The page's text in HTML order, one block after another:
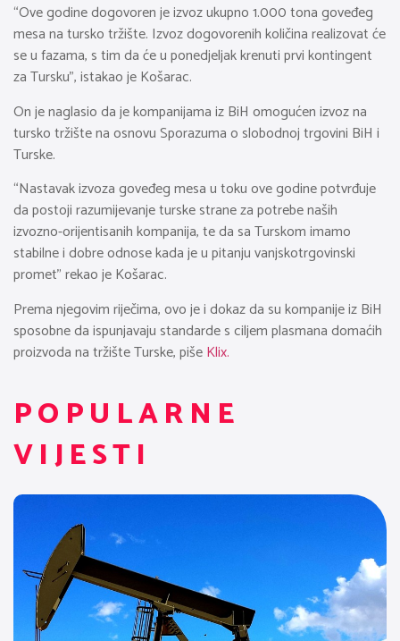
“Ove godine dogovoren je izvoz ukupno 1.000 tona goveđeg
mesa na tursko tržište. Izvoz dogovorenih količina realizovat će
se u fazama, s tim da će u ponedjeljak krenuti prvi kontingent
za Tursku”, istakao je Košarac.
On je naglasio da je kompanijama iz BiH omogućen izvoz na
tursko tržište na osnovu Sporazuma o slobodnoj trgovini BiH i
Turske.
“Nastavak izvoza goveđeg mesa u toku ove godine potvrđuje
da postoji razumijevanje turske strane za potrebe naših
izvozno-orijentisanih kompanija, te da sa Turskom imamo
stabilne i dobre odnose kada je u pitanju vanjskotrgovinski
promet” rekao je Košarac.
Prema njegovim riječima, ovo je i dokaz da su kompanije iz BiH
sposobne da ispunjavaju standarde s ciljem plasmana domaćih
proizvoda na tržište Turske, pišeKlix.
POPULARNE
VIJESTI